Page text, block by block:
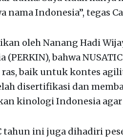
nama Indonesia”, tegas
oleh Nanang Hadi
(PERKIN), bahwa
ras, baik untuk kontes
disertifikasi dan
kinologi Indonesia agar
tahun ini juga dihadiri